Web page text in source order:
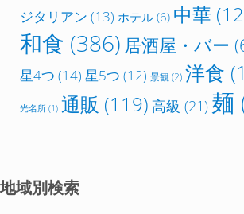
ジタリアン (13) ホテル(6) 中華
和食 (386) 居酒屋・バー
星4つ (14) 星5つ (12) 景観(2) 洋食
光名所(1) 通販 (119) 高級 (21) 麺
地域別検索